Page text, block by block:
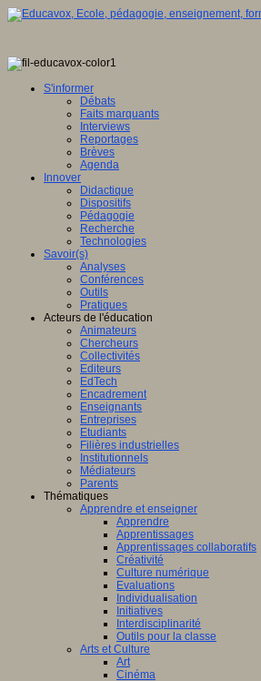
S'informer
Débats
Faits marquants
Interviews
Reportages
Brèves
Agenda
Innover
Didactique
Dispositifs
Pédagogie
Recherche
Technologies
Savoir(s)
Analyses
Conférences
Outils
Pratiques
Acteurs de l'éducation
Animateurs
Chercheurs
Collectivités
Editeurs
EdTech
Encadrement
Enseignants
Entreprises
Etudiants
Filières industrielles
Institutionnels
Médiateurs
Parents
Thématiques
Apprendre et enseigner
Apprendre
Apprentissages
Apprentissages collaboratifs
Créativité
Culture numérique
Evaluations
Individualisation
Initiatives
Interdisciplinarité
Outils pour la classe
Arts et Culture
Art
Cinéma